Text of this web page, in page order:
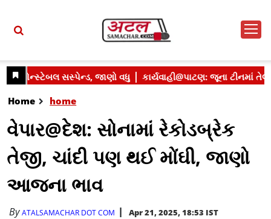
Home home
વેપાર@દેશ: સોનામાં રેકોડબ્રેક
તેજી, ચાંદી પણ થઈ મોંઘી, જાણો
આજના ભાવ
ByATALSAMACHAR DOT COM Apr 21, 2025, 18:53 IST